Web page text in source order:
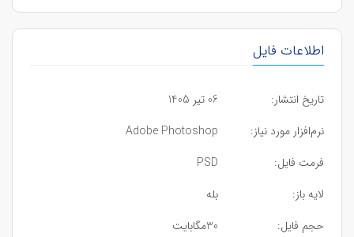
اطلاعات فایل
تاریخ انتشار:
06 تیر 1405
نرم‌افزار مورد نیاز:
Adobe Photoshop
فرمت فایل:
PSD
لایه باز:
بله
حجم فایل:
30مگابایت